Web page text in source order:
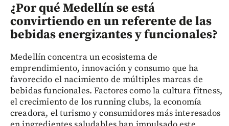
¿Por qué Medellín se está
convirtiendo en un referente de las
bebidas energizantes y funcionales?
Medellín concentra un ecosistema de
emprendimiento, innovación y consumo que ha
favorecido el nacimiento de múltiples marcas de
bebidas funcionales. Factores como la cultura fitness,
el crecimiento de los running clubs, la economía
creadora, el turismo y consumidores más interesados